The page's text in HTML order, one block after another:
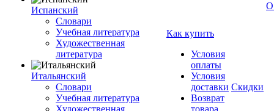
Испанский
Словари
Учебная литература
Художественная
литература
Итальянский
Словари
Учебная литература
Художественная
Как купить
Условия
оплаты
Условия
доставки
Возврат
товара
Скидки
О